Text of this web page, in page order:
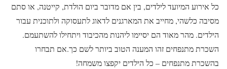
כל אירוע המיועד לילדים, בין אם מדובר ביום הולדת, קייטנה, או סתם
מסיבה כלשהי, מחייב את המארגנים לדאוג לתעסוקה ולתוכנית עבור
הילדים. מהר מאוד הם יסיימו ליהנות מהכיבוד ויתחילו להשתעמם.
השכרת מתנפחים זהו המענה הטוב ביותר לשם כך.אם תבחרו
בהשכרת מתנפחים – כל הילדים יקפצו משמחה!